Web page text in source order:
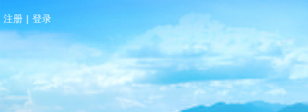
注册 | 登录